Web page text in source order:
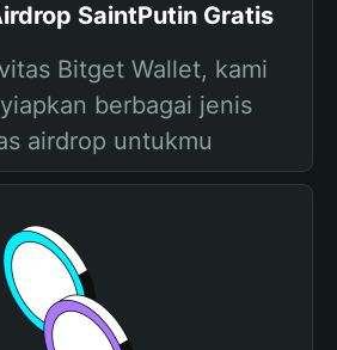
SaintPutin Gratis
Bitget Wallet, kami
berbagai jenis
airdrop untukmu